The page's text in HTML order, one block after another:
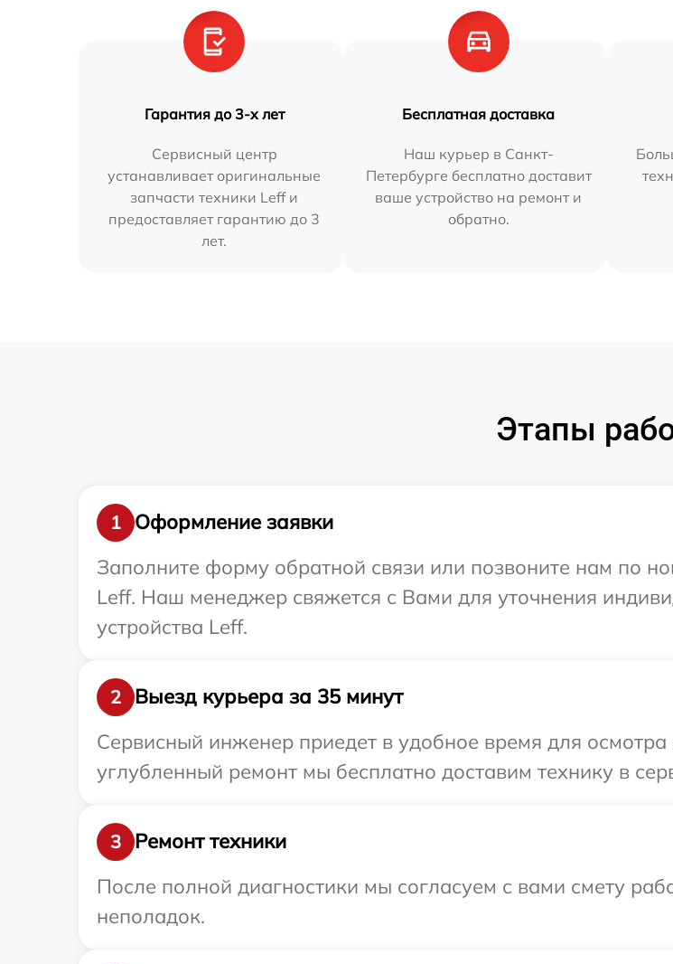
Гарантия до 3-х лет
Сервисный центр
устанавливает оригинальные
запчасти техники Leff и
предоставляет гарантию до 3
лет.
Бесплатная доставка
Наш курьер в Санкт-
Петербурге бесплатно доставит
ваше устройство на ремонт и
обратно.
Этапы
1
Оформление заявки
Заполните форму обратной связи или позвоните нам по
Leff. Наш менеджер свяжется с Вами для уточнения
устройства Leff.
2
Выезд курьера за 35 минут
Сервисный инженер приедет в удобное время для осмотра
углубленный ремонт мы бесплатно доставим технику в
3
Ремонт техники
После полной диагностики мы согласуем с вами смету
неполадок.